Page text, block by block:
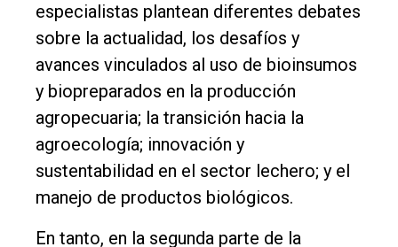
especialistas plantean diferentes debates
sobre la actualidad, los desafíos y
avances vinculados al uso de bioinsumos
y biopreparados en la producción
agropecuaria; la transición hacia la
agroecología; innovación y
sustentabilidad en el sector lechero; y el
manejo de productos biológicos.
En tanto, en la segunda parte de la